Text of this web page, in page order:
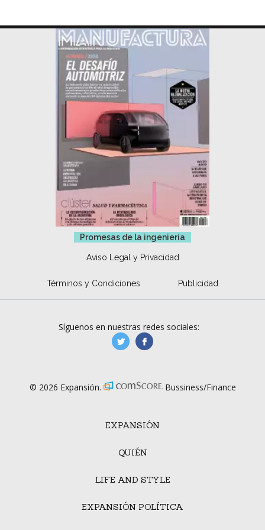
Promesas de la ingeniería
Aviso Legal y Privacidad
Términos y Condiciones Publicidad
EXPANSIÓN
QUIÉN
LIFE AND STYLE
EXPANSIÓN POLÍTICA
Síguenos en nuestras redes sociales:
manufacturaGE
© 2026 Expansión. Bussiness/Finance